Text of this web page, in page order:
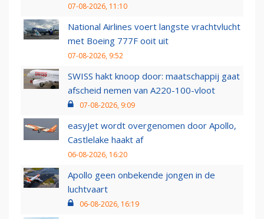
07-08-2026, 11:10
National Airlines voert langste vrachtvlucht
met Boeing 777F ooit uit
07-08-2026, 9:52
SWISS hakt knoop door: maatschappij gaat
afscheid nemen van A220-100-vloot
07-08-2026, 9:09
easyJet wordt overgenomen door Apollo,
Castlelake haakt af
06-08-2026, 16:20
Apollo geen onbekende jongen in de
luchtvaart
06-08-2026, 16:19